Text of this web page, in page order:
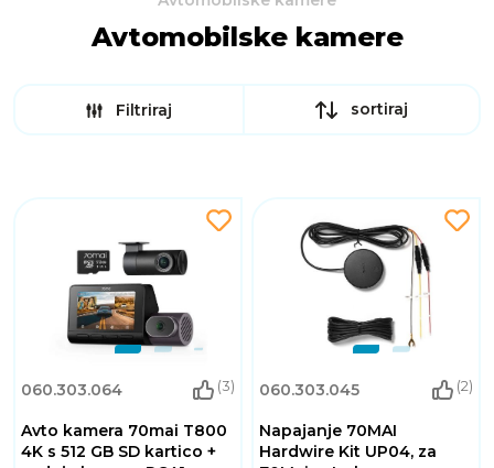
Avtomobilske kamere
Filtriraj sortiraj
060.303.064 (3)
Avto kamera 70mai T800
4K s 512 GB SD kartico +
060.303.045 (2)
Napajanje 70MAI
Hardwire Kit UP04, za